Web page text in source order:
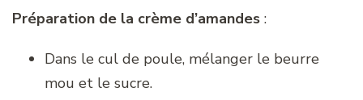
Préparation de la crème d’amandes :
Dans le cul de poule, mélanger le beurre
mou et le sucre.